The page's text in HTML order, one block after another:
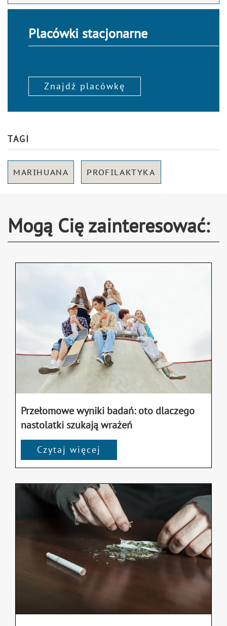
Placówki stacjonarne
Znajdź placówkę
TAGI
MARIHUANA PROFILAKTYKA
Mogą Cię zainteresować:
Przełomowe wyniki badań: oto dlaczego
nastolatki szukają wrażeń
Czytaj więcej